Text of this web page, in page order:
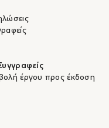
έργου προς έκδοση